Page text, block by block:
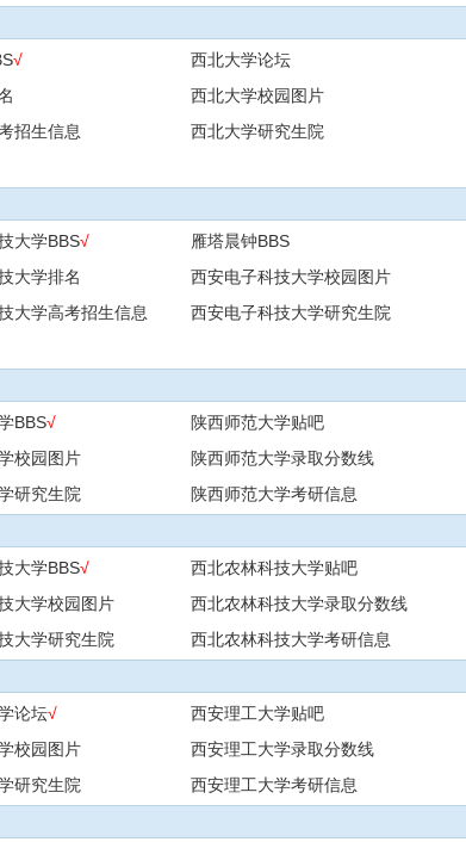
√ 西北大学论坛
西北大学校园图片
招生信息 西北大学研究生院
大学BBS√ 雁塔晨钟BBS
大学排名 西安电子科技大学校园图片
大学高考招生信息 西安电子科技大学研究生院
BBS√ 陕西师范大学贴吧
校园图片 陕西师范大学录取分数线
研究生院 陕西师范大学考研信息
大学BBS√ 西北农林科技大学贴吧
大学校园图片 西北农林科技大学录取分数线
大学研究生院 西北农林科技大学考研信息
论坛√ 西安理工大学贴吧
校园图片 西安理工大学录取分数线
研究生院 西安理工大学考研信息